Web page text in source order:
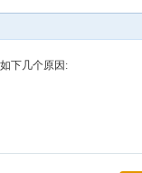
下几个原因: